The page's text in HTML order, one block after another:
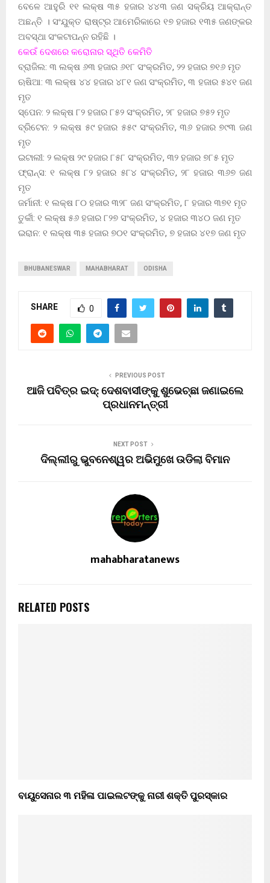
ବେଳେ ଆହୁରି ୧୧ ଲକ୍ଷ ୩୫ ହଜାର ୪୪୩ ଜଣ ସକ୍ରିୟ ଆକ୍ରାନ୍ତ
ଅଛନ୍ତି । ସଂଯୁକ୍ତ ରାଷ୍ଟ୍ର ଆମେରିକାରେ ୧୭ ହଜାର ୧୩୫ ଜଣଙ୍କର
ଅବସ୍ଥା ସଂକଟାପନ୍ନ ରହିଛି ।
କେଉଁ ଦେଶରେ କରୋନାର ସ୍ଥିତି କେମିତି
ବ୍ରାଜିଲ: ୩ ଲକ୍ଷ ୬୩ ହଜାର ୬୧୮ ସଂକ୍ରମିତ, ୨୨ ହଜାର ୭୧୬ ମୃତ
ଋଷିଆ: ୩ ଲକ୍ଷ ୪୪ ହଜାର ୪୮୧ ଜଣ ସଂକ୍ରମିତ, ୩ ହଜାର ୫୪୧ ଜଣ
ମୃତ
ସ୍ପେନ: ୨ ଲକ୍ଷ ୮୨ ହଜାର ୮୫୨ ସଂକ୍ରମିତ, ୨୮ ହଜାର ୭୫୨ ମୃତ
ବ୍ରିଟେନ: ୨ ଲକ୍ଷ ୫୯ ହଜାର ୫୫୯ ସଂକ୍ରମିତ, ୩୬ ହଜାର ୭୯୩ ଜଣ
ମୃତ
ଇଟାଲୀ: ୨ ଲକ୍ଷ ୨୯ ହଜାର ୮୫୮ ସଂକ୍ରମିତ, ୩୨ ହଜାର ୭୮୫ ମୃତ
ଫ୍ରାନ୍ସ: ୧ ଲକ୍ଷ ୮୨ ହଜାର ୫୮୪ ସଂକ୍ରମିତ, ୨୮ ହଜାର ୩୬୭ ଜଣ
ମୃତ
ଜର୍ମାନୀ: ୧ ଲକ୍ଷ ୮୦ ହଜାର ୩୨୮ ଜଣ ସଂକ୍ରମିତ, ୮ ହଜାର ୩୭୧ ମୃତ
ତୁର୍କୀ: ୧ ଲକ୍ଷ ୫୬ ହଜାର ୮୨୭ ସଂକ୍ରମିତ, ୪ ହଜାର ୩୪୦ ଜଣ ମୃତ
ଇରାନ: ୧ ଲକ୍ଷ ୩୫ ହଜାର ୭୦୧ ସଂକ୍ରମିତ, ୭ ହଜାର ୪୧୭ ଜଣ ମୃତ
BHUBANESWAR MAHABHARAT ODISHA
SHARE 0
PREVIOUS POST
ଆଜି ପବିତ୍ର ଇଦ୍: ଦେଶବାସୀଙ୍କୁ ଶୁଭେଚ୍ଛା ଜଣାଇଲେ
ପ୍ରଧାନମନ୍ତ୍ରୀ
NEXT POST
ଦିଲ୍ଲୀରୁ ଭୁବନେଶ୍ୱର ଅଭିମୁଖେ ଉଡିଲା ବିମାନ
mahabharatanews
RELATED POSTS
ବାୟୁସେନାର ୩ ମହିଳା ପାଇଲଟଙ୍କୁ ନାରୀ ଶକ୍ତି ପୁରସ୍କାର